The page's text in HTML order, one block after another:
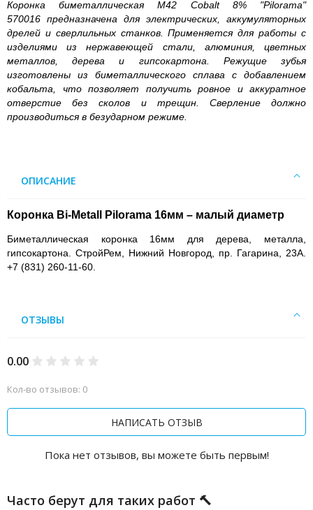
Коронка биметаллическая М42 Cobalt 8% "Pilorama"
570016 предназначена для электрических, аккумуляторных
дрелей и сверлильных станков. Применяется для работы с
изделиями из нержавеющей стали, алюминия, цветных
металлов, дерева и гипсокартона. Режущие зубья
изготовлены из биметаллического сплава с добавлением
кобальта, что позволяет получить ровное и аккуратное
отверстие без сколов и трещин. Сверление должно
производиться в безударном режиме.
ОПИСАНИЕ
Коронка Bi-Metall Pilorama 16мм – малый диаметр
Биметаллическая коронка 16мм для дерева, металла,
гипсокартона. СтройРем, Нижний Новгород, пр. Гагарина, 23А.
+7 (831) 260-11-60.
ОТЗЫВЫ
0.00
Кол-во отзывов: 0
НАПИСАТЬ ОТЗЫВ
Пока нет отзывов, вы можете быть первым!
Часто берут для таких работ 🔨